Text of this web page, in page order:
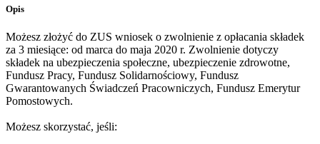
Opis
Możesz złożyć do ZUS wniosek o zwolnienie z opłacania składek
za 3 miesiące: od marca do maja 2020 r. Zwolnienie dotyczy
składek na ubezpieczenia społeczne, ubezpieczenie zdrowotne,
Fundusz Pracy, Fundusz Solidarnościowy, Fundusz
Gwarantowanych Świadczeń Pracowniczych, Fundusz Emerytur
Pomostowych.
Możesz skorzystać, jeśli: